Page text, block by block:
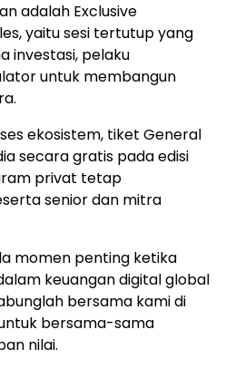
adalah Exclusive
yaitu sesi tertutup yang
investasi, pelaku
untuk membangun
ekosistem, tiket General
secara gratis pada edisi
privat tetap
senior dan mitra
momen penting ketika
keuangan digital global
bersama kami di
bersama-sama
nilai.